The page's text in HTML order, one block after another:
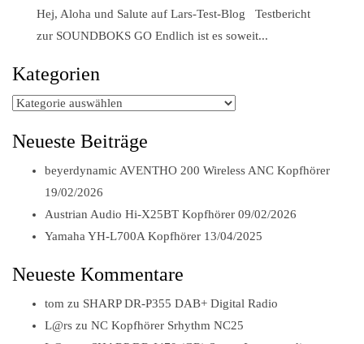
Hej, Aloha und Salute auf Lars-Test-Blog Testbericht
zur SOUNDBOKS GO Endlich ist es soweit...
Kategorien
Kategorien
Neueste Beiträge
beyerdynamic AVENTHO 200 Wireless ANC Kopfhörer
19/02/2026
Austrian Audio Hi-X25BT Kopfhörer 09/02/2026
Yamaha YH-L700A Kopfhörer 13/04/2025
Neueste Kommentare
tom zu SHARP DR-P355 DAB+ Digital Radio
L@rs zu NC Kopfhörer Srhythm NC25